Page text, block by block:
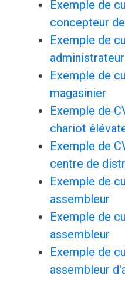
Exemple de
concepteur
Exemple de
Exemple de
magasinier
Exemple de
chariot
Exemple de
centre de
Exemple de
assembleur
Exemple de
assembleur
Exemple de
assembleur